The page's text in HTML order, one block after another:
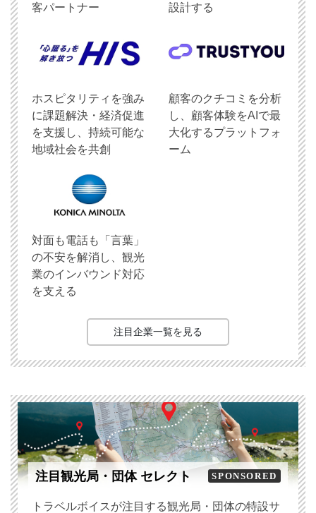
客パートナー
設計する
ホスピタリティを強み
に課題解決・経済促進
を支援し、持続可能な
地域社会を共創
顧客のクチコミを分析
し、顧客体験をAIで最
大化するプラットフォ
ーム
対面も電話も「言葉」
の不安を解消し、観光
業のインバウンド対応
を支える
注目企業一覧を見る
注目観光局・団体 セレクト SPONSORED
トラベルボイスが注目する観光局・団体の特設サ